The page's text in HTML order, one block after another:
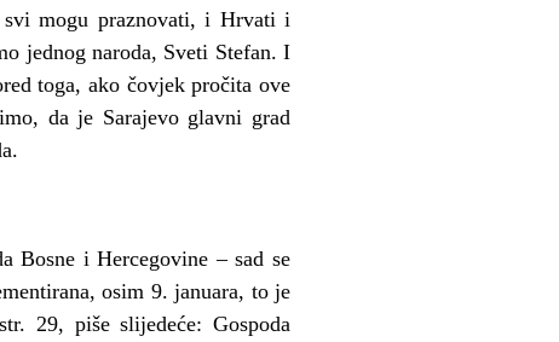
mogu praznovati, i Hrvati i
jednog naroda, Sveti Stefan. I
toga, ako čovjek pročita ove
da je Sarajevo glavni grad
Bosne i Hercegovine – sad se
osim 9. januara, to je
29, piše slijedeće: Gospoda